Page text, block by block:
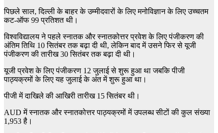
पिछले साल, दिल्ली के बाहर के उम्मीदवारों के लिए मनोविज्ञान के लिए उच्चतम
कट-ऑफ 99 प्रतिशत थी।
विश्वविद्यालय ने पहले स्नातक और स्नातकोत्तर प्रवेश के लिए पंजीकरण की
अंतिम तिथि 10 सितंबर तक बढ़ा दी थी, लेकिन बाद में उसने फिर से यूजी
पंजीकरण की तारीख 30 सितंबर तक बढ़ा दी थी।
यूजी प्रवेश के लिए पंजीकरण 12 जुलाई से शुरू हुआ था जबकि पीजी
पाठ्यक्रमों के लिए यह जुलाई के अंत में शुरू हुआ था।
पीजी में दाखिले की आखिरी तारीख 15 सितंबर थी।
AUD में स्नातक और स्नातकोत्तर पाठ्यक्रमों में उपलब्ध सीटों की कुल संख्या
1,953 है।